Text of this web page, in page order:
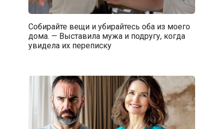
Собирайте вещи и убирайтесь оба из моего
дома. — Выставила мужа и подругу, когда
увидела их переписку